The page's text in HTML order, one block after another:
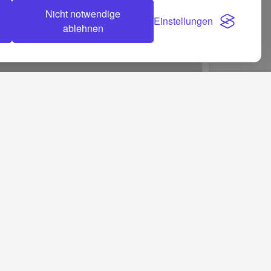
Nicht notwendige
ablehnen
Einstellungen